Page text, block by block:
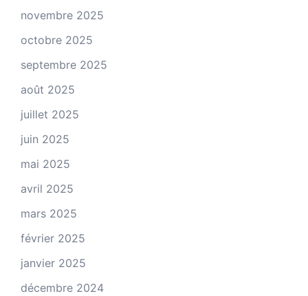
novembre 2025
octobre 2025
septembre 2025
août 2025
juillet 2025
juin 2025
mai 2025
avril 2025
mars 2025
février 2025
janvier 2025
décembre 2024